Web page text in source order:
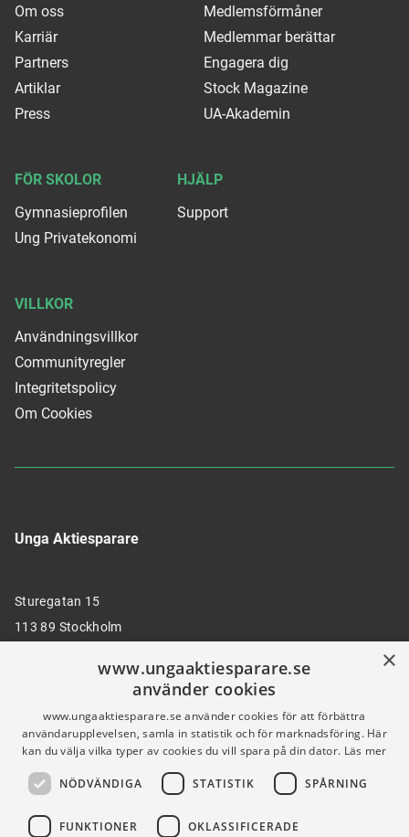
Unga Aktiesparare
Sturegatan 15
113 89 Stockholm
info@ungaaktiesparare.se
Följ oss gärna på sociala medier
Om oss
Karriär
Partners
Artiklar
Press
Medlemsförmåner
Medlemmar berättar
Engagera dig
Stock Magazine
UA-Akademin
FÖR SKOLOR
Gymnasieprofilen
Ung Privatekonomi
HJÄLP
Support
VILLKOR
Användningsvillkor
Communityregler
Integritetspolicy
Om Cookies
×
www.ungaaktiesparare.se
använder cookies
www.ungaaktiesparare.se använder cookies för att förbättra
användarupplevelsen, samla in statistik och för marknadsföring. Här
kan du välja vilka typer av cookies du vill spara på din dator. Läs mer
NÖDVÄNDIGA STATISTIK SPÅRNING
FUNKTIONER OKLASSIFICERADE